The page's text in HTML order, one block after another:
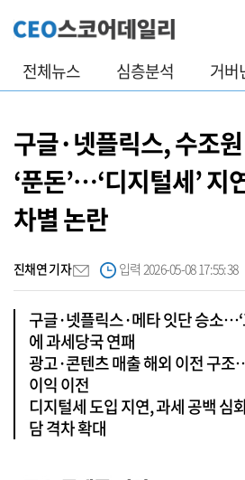
전체뉴스 심층분석 거버
구글·넷플릭스, 수조
‘푼돈’…‘디지털세’ 지
차별 논란
진채연 기자 입력 2026-05-08 17:55:38
구글·넷플릭스·메타 잇단 승소
에 과세당국 연패
광고·콘텐츠 매출 해외 이전 구
이익 이전
디지털세 도입 지연, 과세 공백
담 격차 확대